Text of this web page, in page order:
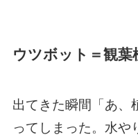
ウツボット＝観葉
出てきた瞬間「あ
ってしまった。水や